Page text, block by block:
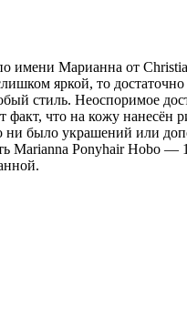
имени Марианна от
яркой, то
стиль. Неоспоримое
что на кожу нанесён
ни было украшений или
Ponyhair Hobo —